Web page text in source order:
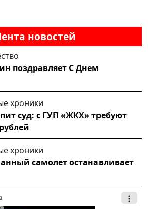
новостей
поздравляет С Днем
хроники
суд: с ГУП «ЖКХ» требуют
хроники
самолет останавливает